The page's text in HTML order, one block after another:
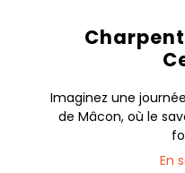
Imaginez une
de Mâcon, où le
En